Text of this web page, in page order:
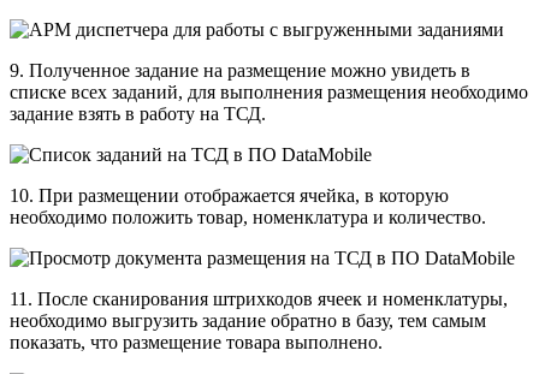
9. Полученное задание на размещение можно увидеть в
списке всех заданий, для выполнения размещения необходимо
задание взять в работу на ТСД.
10. При размещении отображается ячейка, в которую
необходимо положить товар, номенклатура и количество.
11. После сканирования штрихкодов ячеек и номенклатуры,
необходимо выгрузить задание обратно в базу, тем самым
показать, что размещение товара выполнено.